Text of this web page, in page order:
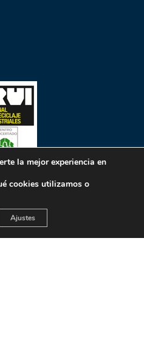
la mejor experiencia en
cookies utilizamos o
Ajustes